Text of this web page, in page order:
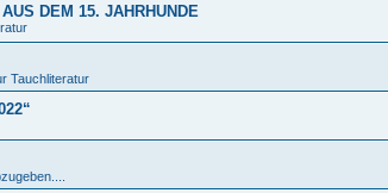
DEM 15. JAHRHUNDE
Tauchliteratur